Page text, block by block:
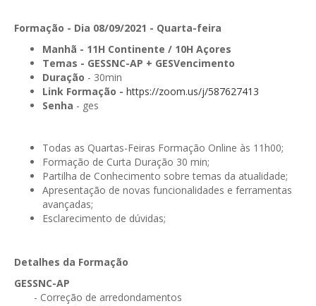
GESMarcação
GESSNC-AP
GESProcesso
GESToponímia
GESVencimento
Formação - Dia 08/09/2021 - Quarta-feira
Manhã - 11H Continente / 10H Açores
Temas - GESSNC-AP + GESVencimento
Duração - 30min
Link Formação - https://zoom.us/j/587627413
Senha - ges
Todas as Quartas-Feiras Formação Online às 11h00;
Formação de Curta Duração 30 min;
Partilha de Conhecimento sobre temas da atualidade;
Apresentação de novas funcionalidades e ferramentas
avançadas;
Esclarecimento de dúvidas;
Detalhes da Formação
GESSNC-AP
- Correção de arredondamentos